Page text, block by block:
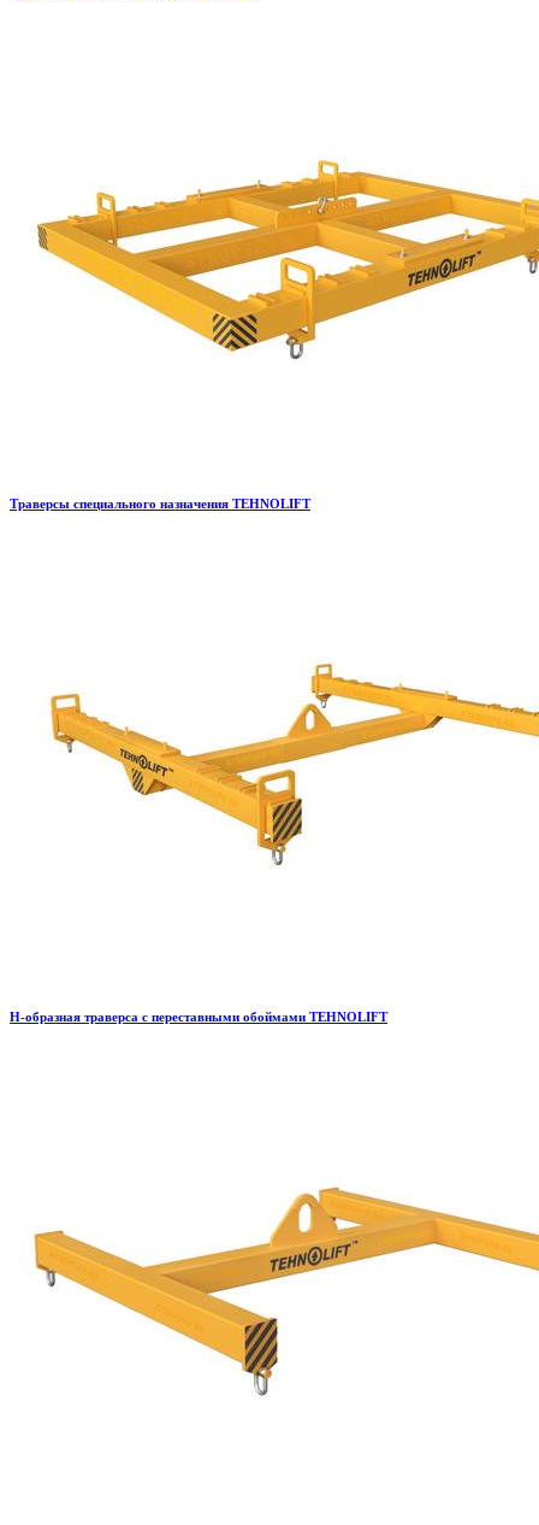
Траверсы специального назначения TEHNOLIFT
H-образная траверса с переставными обоймами TEHNOLIFT